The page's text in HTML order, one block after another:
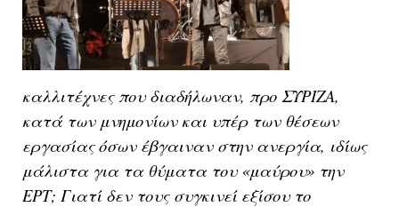
καλλιτέχνες που διαδήλωναν, προ ΣΥΡΙΖΑ,
κατά των μνημονίων και υπέρ των θέσεων
εργασίας όσων έβγαιναν στην ανεργία, ιδίως
μάλιστα για τα θύματα του «μαύρου» την
ΕΡΤ; Γιατί δεν τους συγκινεί εξίσου το